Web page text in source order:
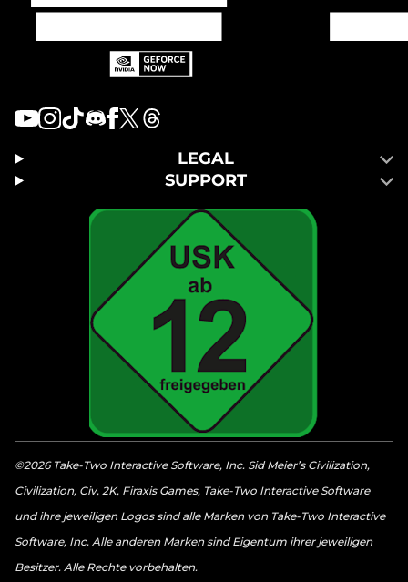
LEGAL
SUPPORT
©2026 Take-Two Interactive Software, Inc. Sid Meier’s Civilization,
Civilization, Civ, 2K, Firaxis Games, Take-Two Interactive Software
und ihre jeweiligen Logos sind alle Marken von Take-Two Interactive
Software, Inc. Alle anderen Marken sind Eigentum ihrer jeweiligen
Besitzer. Alle Rechte vorbehalten.